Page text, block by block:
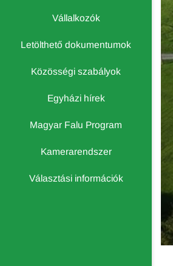
Vállalkozók
Letölthető dokumentumok
Közösségi szabályok
Egyházi hírek
Magyar Falu Program
Kamerarendszer
Választási információk